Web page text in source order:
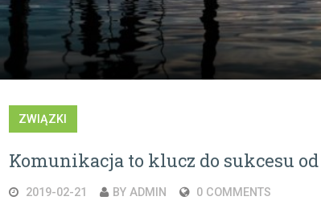
ZWIĄZKI
Komunikacja to klucz do sukcesu
2019-02-21 BY ADMIN 0 COMMENTS